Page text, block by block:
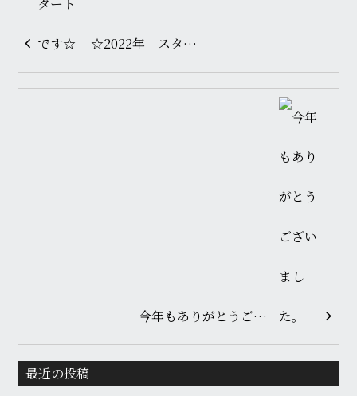
☆2022年 スタ…
今年もありがとうご…
最近の投稿